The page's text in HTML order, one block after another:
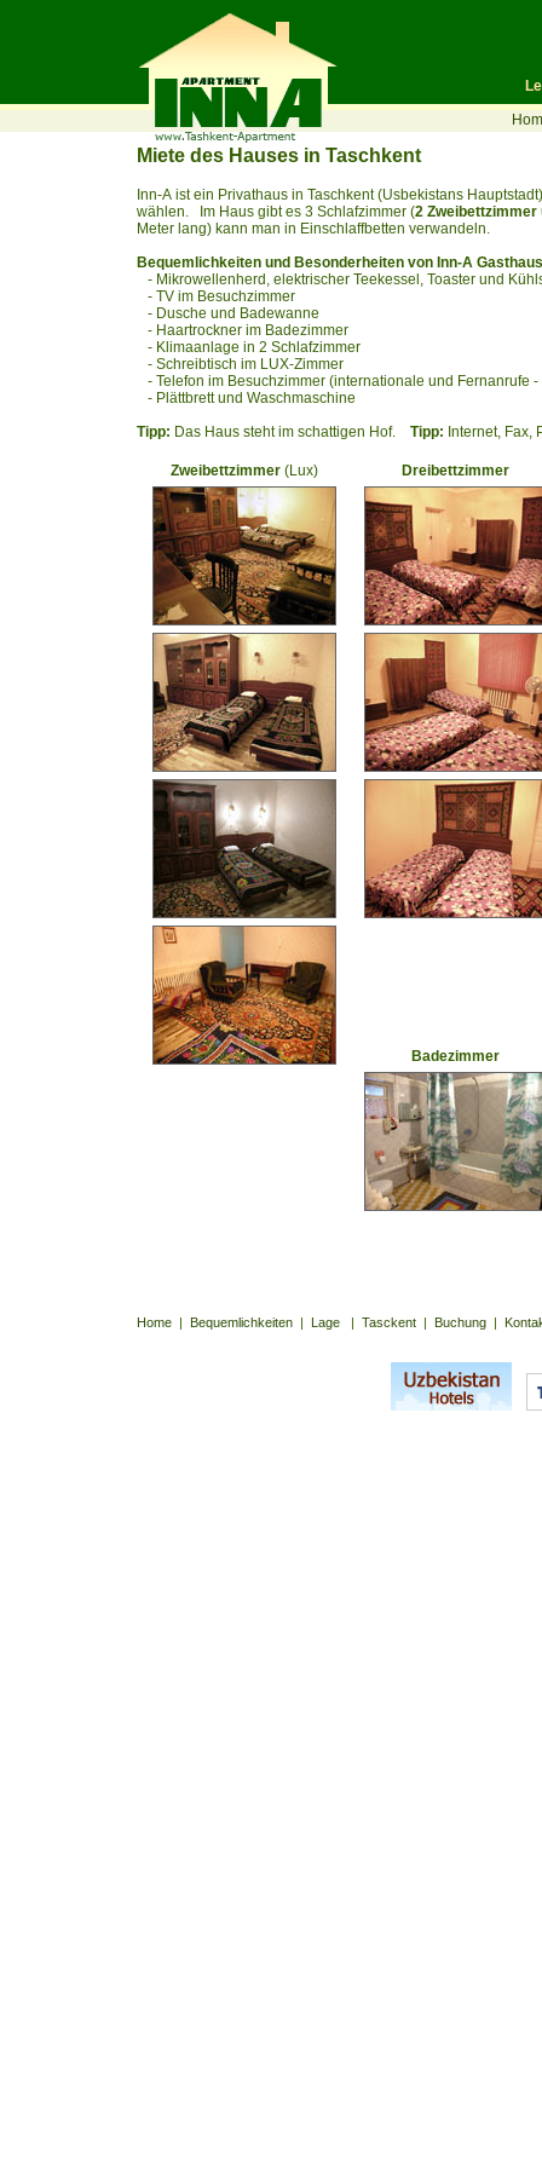
Miete des Hauses in Taschkent
Inn-А ist ein Privathaus in Taschkent (Usbekistans
wählen. Im Haus gibt es 3 Schlafzimmer (2
Meter lang) kann man in Einschlaffbetten verwandeln.
Bequemlichkeiten und Besonderheiten von Inn-A
- Mikrowellenherd, elektrischer Teekessel, Toaster und
- TV im Besuchzimmer
- Dusche und Badewanne
- Haartrockner im Badezimmer
- Klimaanlage in 2 Schlafzimmer
- Schreibtisch im LUX-Zimmer
- Telefon im Besuchzimmer (internationale und Fernanrufe -
- Plättbrett und Waschmaschine
Tipp: Das Haus steht im schattigen Hof. Tipp: Internet, Fax,
Zweibettzimmer(Lux) Dreibettzimmer
Badezimmer
Home | Bequemlichkeiten | Lage | Tasckent | Buchung |